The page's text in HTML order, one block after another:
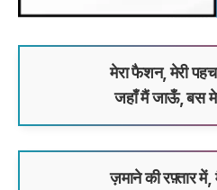
मेरा फैशन, मेरी
जहाँ मैं जाऊँ, बस
ज़माने की रफ़्तार